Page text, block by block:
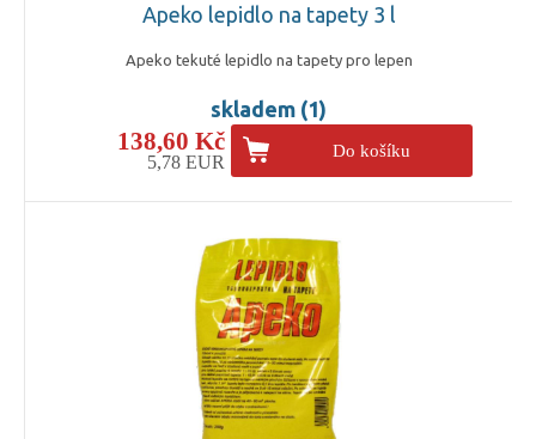
Apeko lepidlo na tapety 3 l
Apeko tekuté lepidlo na tapety pro lepen
skladem (1)
138,60 Kč
5,78 EUR
Do košíku